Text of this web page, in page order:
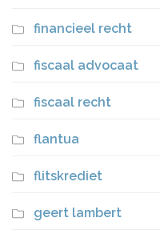
financieel recht
fiscaal advocaat
fiscaal recht
flantua
flitskrediet
geert lambert